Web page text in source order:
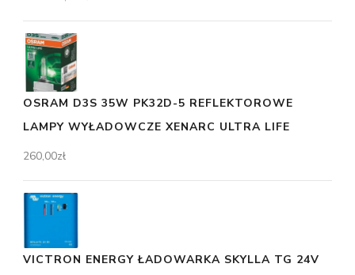
OSRAM D3S 35W PK32D-5 REFLEKTOROWE
LAMPY WYŁADOWCZE XENARC ULTRA LIFE
260,00zł
VICTRON ENERGY ŁADOWARKA SKYLLA TG 24V